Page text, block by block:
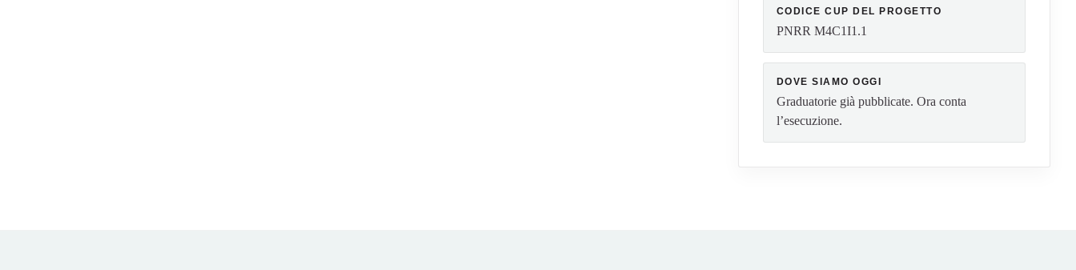
CODICE CUP DEL PROGETTO
PNRR M4C1I1.1
DOVE SIAMO OGGI
Graduatorie già pubblicate. Ora conta
l’esecuzione.